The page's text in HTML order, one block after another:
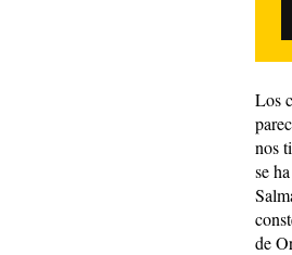
Los
nos
se
de